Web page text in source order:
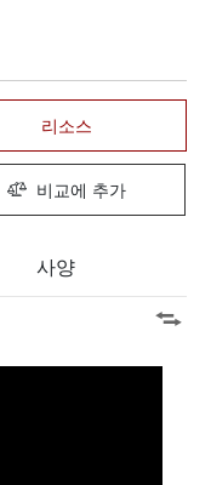
리소스
비교에 추가
사양